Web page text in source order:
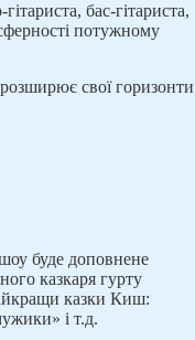
бас-гітариста,
потужному
свої горизонти
буде доповнене
казкаря гурту
казки Киш:
і т.д.